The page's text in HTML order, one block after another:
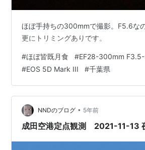
ほぼ手持ちの300mmで撮影。F5.6な
更にトリミングありです。
#ほぼ皆既月食 #EF28-300mm
#EOS 5D Mark III #千葉県
NNDのブログ • 5年前
成田空港定点観測 2021-11-13